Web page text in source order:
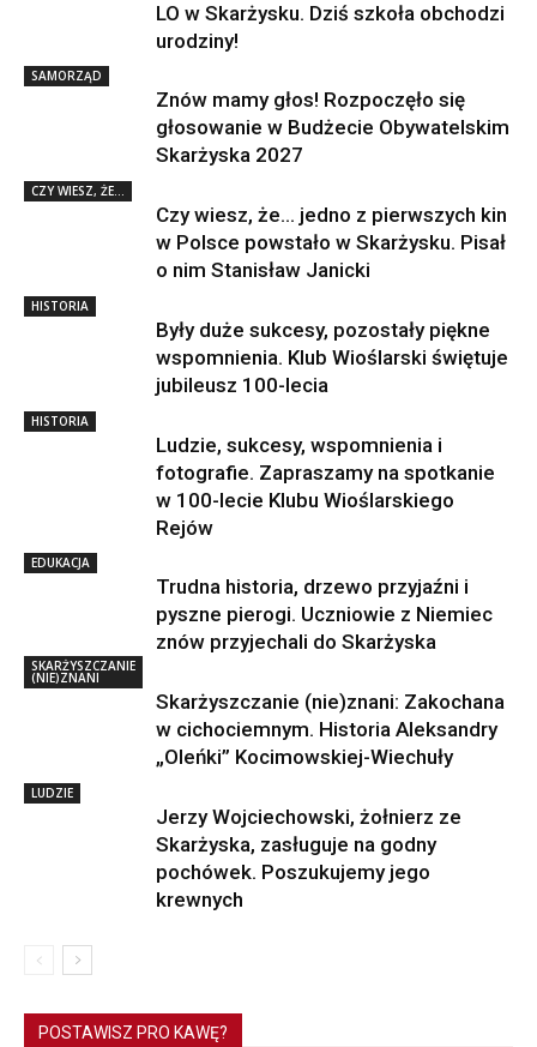
LO w Skarżysku. Dziś szkoła obchodzi
urodziny!
SAMORZĄD
Znów mamy głos! Rozpoczęło się
głosowanie w Budżecie Obywatelskim
Skarżyska 2027
CZY WIESZ, ŻE...
Czy wiesz, że… jedno z pierwszych kin
w Polsce powstało w Skarżysku. Pisał
o nim Stanisław Janicki
HISTORIA
Były duże sukcesy, pozostały piękne
wspomnienia. Klub Wioślarski świętuje
jubileusz 100-lecia
HISTORIA
Ludzie, sukcesy, wspomnienia i
fotografie. Zapraszamy na spotkanie
w 100-lecie Klubu Wioślarskiego
Rejów
EDUKACJA
Trudna historia, drzewo przyjaźni i
pyszne pierogi. Uczniowie z Niemiec
znów przyjechali do Skarżyska
SKARŻYSZCZANIE
(NIE)ZNANI
Skarżyszczanie (nie)znani: Zakochana
w cichociemnym. Historia Aleksandry
„Oleńki” Kocimowskiej-Wiechuły
LUDZIE
Jerzy Wojciechowski, żołnierz ze
Skarżyska, zasługuje na godny
pochówek. Poszukujemy jego
krewnych
POSTAWISZ PRO KAWĘ?